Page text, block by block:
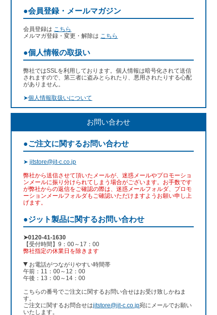
●会員登録・メールマガジン
会員登録は こちら
メルマガ登録・変更・解除は こちら
●個人情報の取扱い
弊社ではSSLを利用しております。個人情報は暗号化されて送信
されますので、第三者に盗みとられたり、悪用されたりする心配
がありません。
➤個人情報取扱いについて
お問い合わせ
●ご注文に関するお問い合わせ
➤jitstore@jit-c.co.jp
弊社から送信させて頂いたメールが、迷惑メールやプロモーショ
ンメールに振り分けられてしまう場合がございます。お手数です
が弊社からの返信をご確認の際は、迷惑メールフォルダ、プロモ
ーションメールフォルダもご確認いただけますようお願い申し上
げます。
●ジット製品に関するお問い合わせ
➤0120-41-1630
【受付時間】9：00～17：00
弊社指定の休業日を除きます
お電話がつながりやすい時間帯
午前：11：00～12：00
午後：13：00～14：00
こちらの番号でご注文に関するお問い合せはお受け致しかねま
す。
ご注文に関するお問合せはjitstore@jit-c.co.jp宛にメールでお願い
いたします。